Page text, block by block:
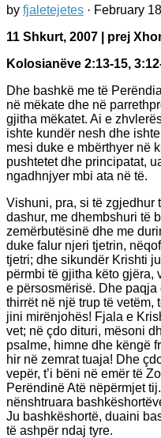
by fjaletejetes · February
11 Shkurt, 2007 | prej
Kolosianëve 2:13-15,
Dhe bashkë me të
në mëkate dhe në
gjitha mëkatet. Ai e
ishte kundër nesh dhe
mesi duke e mbërthyer në
pushtetet dhe principatat,
ngadhnjyer mbi ata në të.
Vishuni, pra, si të zgjedhur
dashur, me dhembshuri të
zemërbutësinë dhe me
duke falur njeri tjetrin,
tjetri; dhe sikundër Krishti
përmbi të gjitha këto gjëra,
e përsosmërisë. Dhe
thirrët në një trup të vetëm,
jini mirënjohës! Fjala e
vet; në çdo dituri, mësoni
psalme, himne dhe këngë
hir në zemrat tuaja! Dhe
vepër, t’i bëni në emër të
Perëndinë Atë nëpërmjet
nënshtruara
Ju bashkëshortë, duaini
të ashpër ndaj tyre.